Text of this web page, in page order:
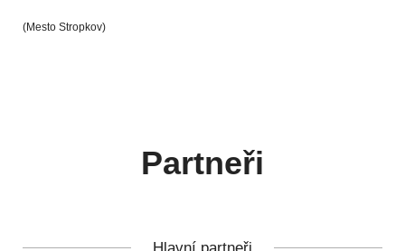
(Mesto Stropkov)
Partneři